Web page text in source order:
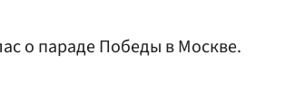
о параде Победы в Москве.